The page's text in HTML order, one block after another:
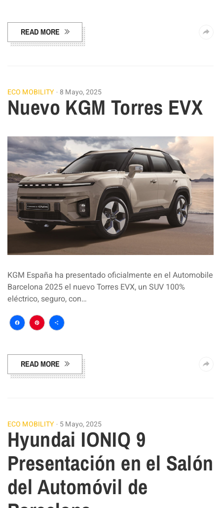
Facebook
Pinterest
Compartir
READ MORE
ECO MOBILITY 8 Mayo, 2025
Nuevo KGM Torres EVX
KGM España ha presentado oficialmente en el Automobile
Barcelona 2025 el nuevo Torres EVX, un SUV 100%
eléctrico, seguro, con…
Facebook
Pinterest
Compartir
READ MORE
ECO MOBILITY 5 Mayo, 2025
Hyundai IONIQ 9
Presentación en el Salón
del Automóvil de